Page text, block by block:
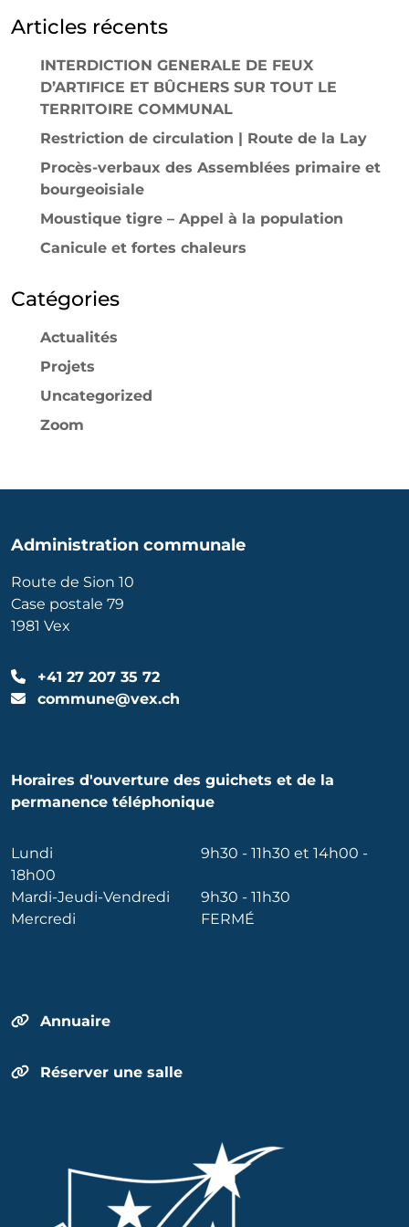
Articles récents
INTERDICTION GENERALE DE FEUX
D’ARTIFICE ET BÛCHERS SUR TOUT LE
TERRITOIRE COMMUNAL
Restriction de circulation | Route de la Lay
Procès-verbaux des Assemblées primaire et
bourgeoisiale
Moustique tigre – Appel à la population
Canicule et fortes chaleurs
Catégories
Actualités
Projets
Uncategorized
Zoom
Administration communale
Route de Sion 10
Case postale 79
1981 Vex
+41 27 207 35 72
commune@vex.ch
Horaires d'ouverture des guichets et de la
permanence téléphonique
Lundi
9h30 - 11h30 et 14h00 -
18h00
Mardi-Jeudi-Vendredi
9h30 - 11h30
Mercredi
FERMÉ
Annuaire
Réserver une salle